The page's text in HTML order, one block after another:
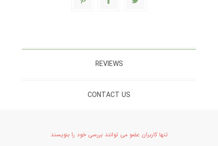
REVIEWS
CONTACT US
تنها کاربران عضو می توانند بررسی خود را بنویسند